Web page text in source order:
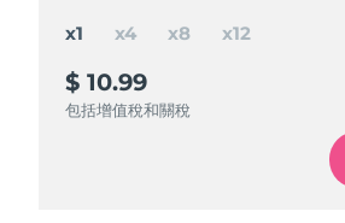
$ 10.99
包括增值稅和關稅
$ 37 $ 43.96
包括增值稅和關稅
$ 65 $ 87.92
包括增值稅和關稅
$ 85 $ 131.88
包括增值稅和關稅
x1 x4 x8 x12